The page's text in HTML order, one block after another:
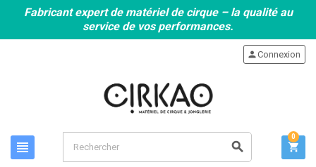
Fabricant expert de matériel de cirque – la qualité au
service de vos performances.
view_headline search
personConnexion
shopping_cart
0